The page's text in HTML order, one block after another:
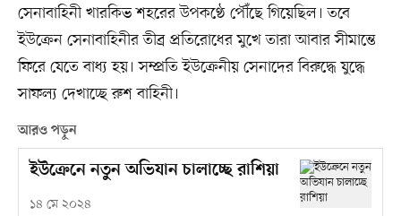
সেনাবাহিনী খারকিভ শহরের উপকণ্ঠে পৌঁছে গিয়েছিল। তবে
ইউক্রেন সেনাবাহিনীর তীব্র প্রতিরোধের মুখে তারা আবার সীমান্তে
ফিরে যেতে বাধ্য হয়। সম্প্রতি ইউক্রেনীয় সেনাদের বিরুদ্ধে যুদ্ধে
সাফল্য দেখাচ্ছে রুশ বাহিনী।
আরও পড়ুন
ইউক্রেনে নতুন অভিযান চালাচ্ছে রাশিয়া
১৪ মে ২০২৪